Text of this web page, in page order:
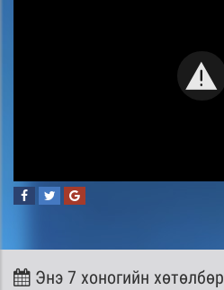
Энэ 7 хоногийн хөтөлбөр